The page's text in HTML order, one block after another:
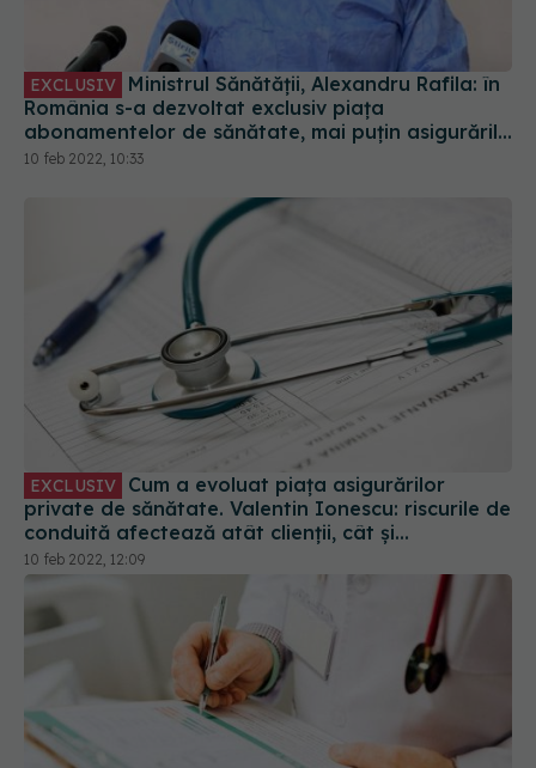
EXCLUSIV
România s-a dezvoltat exclusiv piața
abonamentelor de sănătate, mai puțin asigurările
private
10 feb 2022, 10:33
EXCLUSIV
private de sănătate. Valentin Ionescu: riscurile de
conduită afectează atât clienții, cât și
asigurătorii
10 feb 2022, 12:09